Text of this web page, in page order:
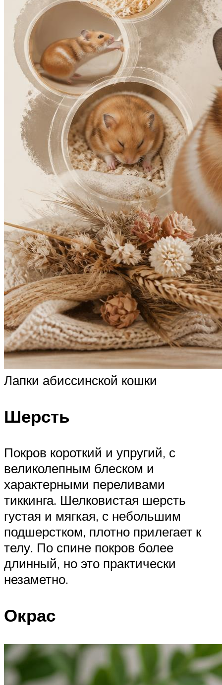
Лапки абиссинской кошки
Шерсть
Покров короткий и упругий, с
великолепным блеском и
характерными переливами
тиккинга. Шелковистая шерсть
густая и мягкая, с небольшим
подшерстком, плотно прилегает к
телу. По спине покров более
длинный, но это практически
незаметно.
Окрас